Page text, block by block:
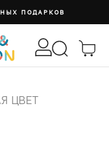
ПОДАРКОВ
ЦВЕТ